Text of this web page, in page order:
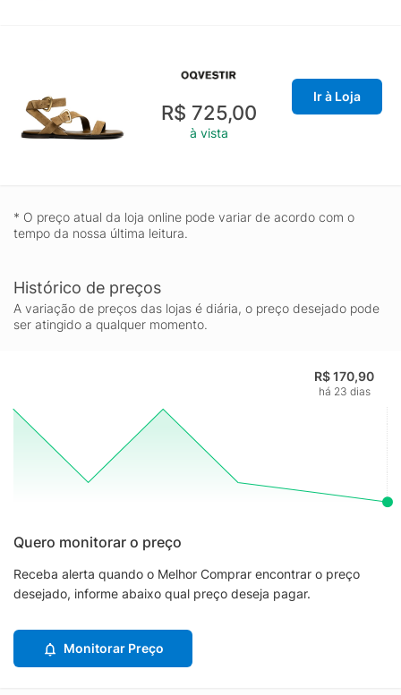
R$ 725,00
à vista
Ir à Loja
* O preço atual da loja online pode variar de acordo com o
tempo da nossa última leitura.
Histórico de preços
A variação de preços das lojas é diária, o preço desejado pode
ser atingido a qualquer momento.
R$ 170,90
há 23 dias
Quero monitorar o preço
Receba alerta quando o Melhor Comprar encontrar o preço
desejado, informe abaixo qual preço deseja pagar.
Monitorar Preço